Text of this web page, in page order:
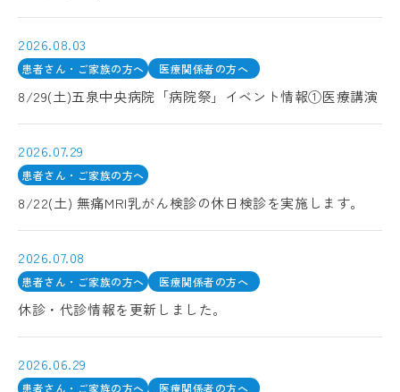
2026.08.03
患者さん・ご家族の方へ 医療関係者の方へ
8/29(土)五泉中央病院「病院祭」イベント情報①医療講演
2026.07.29
患者さん・ご家族の方へ
8/22(土) 無痛MRI乳がん検診の休日検診を実施します。
2026.07.08
患者さん・ご家族の方へ 医療関係者の方へ
休診・代診情報を更新しました。
2026.06.29
患者さん・ご家族の方へ 医療関係者の方へ